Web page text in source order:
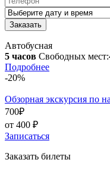
Автобусная
5 часов Свободных мест:
Подробнее
-20%
Обзорная экскурсия по
700₽
от 400 ₽
Записаться
Заказать билеты